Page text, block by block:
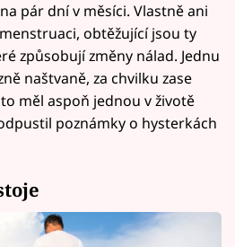
pár dní v měsíci. Vlastně ani
obtěžující jsou ty
způsobují změny nálad. Jednu
naštvaně, za chvilku zase
měl aspoň jednou v životě
poznámky o hysterkách